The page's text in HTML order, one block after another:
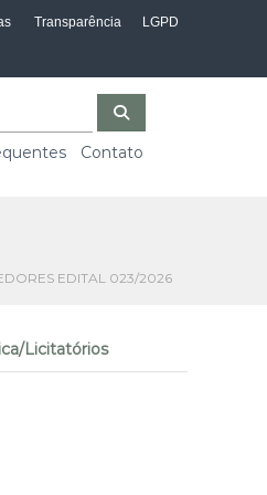
Transparência LGPD
Contato
P
q
EDITAL 023/2026
Licitatórios